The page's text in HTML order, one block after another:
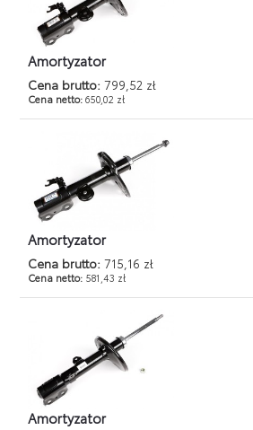
Amortyzator
Cena brutto: 799,52 zł
Cena netto:650,02 zł
Amortyzator
Cena brutto: 715,16 zł
Cena netto: 581,43 zł
Amortyzator